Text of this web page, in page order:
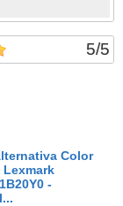
5/5
Color
Lexmark
-